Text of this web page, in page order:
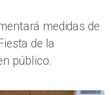
medidas de
de la
público.